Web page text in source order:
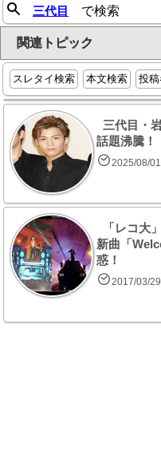
三代目 で検索
関連トピック
スレタイ検索 本文検索 投
三代目・
話題沸騰！
2025/08/
「レコ大
新曲「
惑！
2017/03/